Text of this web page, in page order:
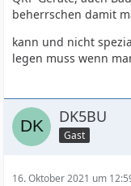
beherrschen damit
kann und nicht
legen muss wenn
DK5BU
Gast
16. Oktober 2021 um